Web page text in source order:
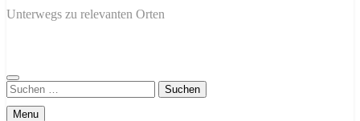
Unterwegs zu relevanten Orten
Suche
nach:
Menu